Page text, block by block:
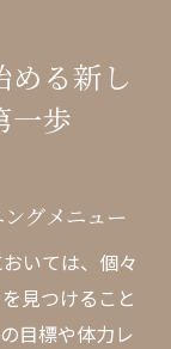
法
験する最先
グ
ネスプラン
める新し
一歩
グメニュー
いては、個々
見つけること
目標や体力レ